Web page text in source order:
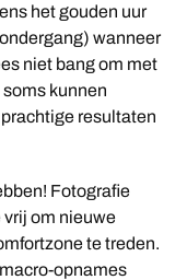
het gouden uur
wanneer
niet bang om met
kunnen
resultaten
Fotografie
vrij om nieuwe
te treden.
opnames